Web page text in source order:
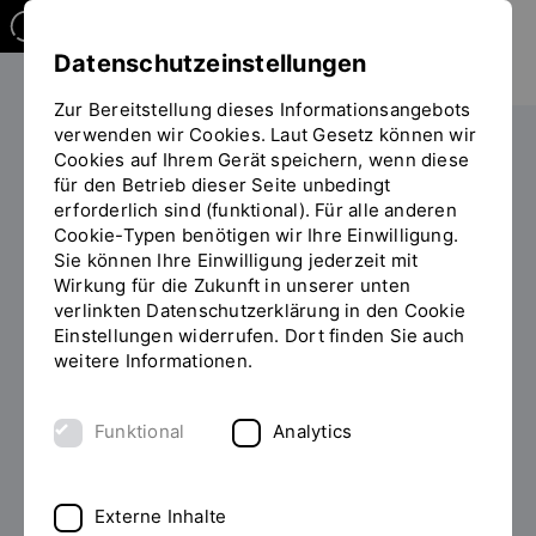
PERSONEN
M.A. Miriam Vetter
Zum Personenverzeichnis
Datenschutzeinstellungen
Zur Bereitstellung dieses Informationsangebots
verwenden wir Cookies. Laut Gesetz können wir
Cookies auf Ihrem Gerät speichern, wenn diese
für den Betrieb dieser Seite unbedingt
erforderlich sind (funktional). Für alle anderen
Cookie-Typen benötigen wir Ihre Einwilligung.
Sie können Ihre Einwilligung jederzeit mit
Wirkung für die Zukunft in unserer unten
verlinkten Datenschutzerklärung in den Cookie
Einstellungen widerrufen. Dort finden Sie auch
weitere Informationen.
Funktional Analytics
Externe Inhalte